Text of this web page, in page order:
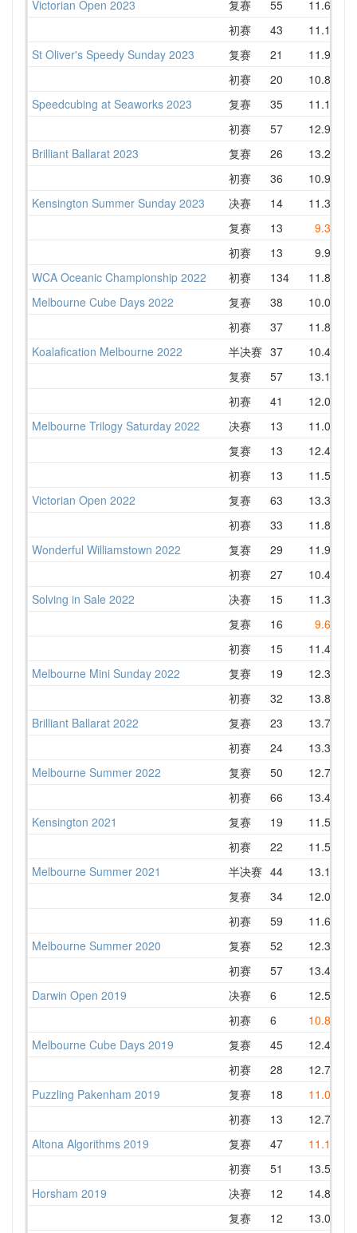
Victorian Open 2023 复赛 55
11.68
初赛
43
11.16
St Oliver's Speedy Sunday 2023
复赛 21
11.95
初赛
20
10.85
Speedcubing at Seaworks 2023
复赛 35
11.10
初赛
57
12.97
Brilliant Ballarat 2023
复赛 26
13.20
初赛
36
10.92
Kensington Summer Sunday 2023
决赛 14
11.39
复赛
13
9.31
初赛
13
9.92
WCA Oceanic Championship 2022
初赛 134
11.82
Melbourne Cube Days 2022
复赛 38
10.02
初赛
37
11.85
Koalafication Melbourne 2022
半决赛 37
10.48
复赛
57
13.13
初赛
41
12.01
Melbourne Trilogy Saturday 2022
决赛 13
11.07
复赛
13
12.47
初赛
13
11.59
Victorian Open 2022
复赛 63
13.39
初赛
33
11.83
Wonderful Williamstown 2022
复赛 29
11.97
初赛
27
10.43
Solving in Sale 2022
决赛 15
11.36
复赛
16
9.61
初赛
15
11.41
Melbourne Mini Sunday 2022
复赛 19
12.35
初赛
32
13.86
Brilliant Ballarat 2022
复赛 23
13.77
初赛
24
13.32
Melbourne Summer 2022
复赛 50
12.71
初赛
66
13.40
Kensington 2021
复赛 19
11.54
初赛
22
11.53
Melbourne Summer 2021
半决赛 44
13.16
复赛
34
12.06
初赛
59
11.68
Melbourne Summer 2020
复赛 52
12.38
初赛
57
13.41
Darwin Open 2019
决赛 6
12.57
初赛
6
10.85
Melbourne Cube Days 2019
复赛 45
12.47
初赛
28
12.70
Puzzling Pakenham 2019
复赛 18
11.05
初赛
13
12.78
Altona Algorithms 2019
复赛 47
11.10
初赛
51
13.54
Horsham 2019
决赛 12
14.84
复赛
12
13.09